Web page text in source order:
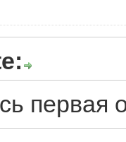
первая